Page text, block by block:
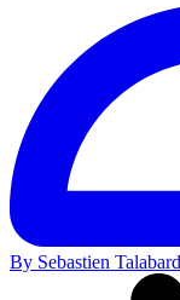
By Sebastien Talabard